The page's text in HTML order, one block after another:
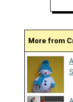
More from